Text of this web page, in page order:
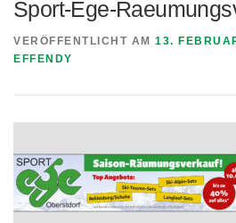
DATENSCHUTZ COOKIE-
Sport-Ege-
VERÖFFENTLICHT AM 13.
EFFENDY